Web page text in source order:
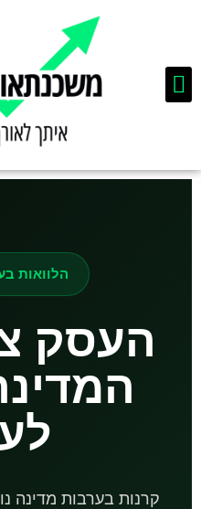
הלוואות
העסק
קרנות בערבות מדינה